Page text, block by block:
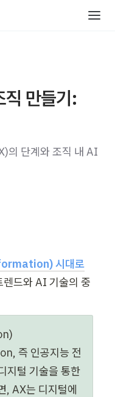
만들기:
의 단계와 조직 내 AI
시대로
드와 AI 기술의 중
즉 인공지능 전
지털 기술을 통한
, AX는 디지털에